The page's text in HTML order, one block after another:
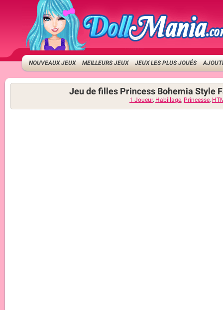
NOUVEAUX JEUX MEILLEURS JEUX JEUX LES PLUS JOUÉS
Jeu de filles Princess Bohemia Style
1 Joueur, Habillage, Princesse,